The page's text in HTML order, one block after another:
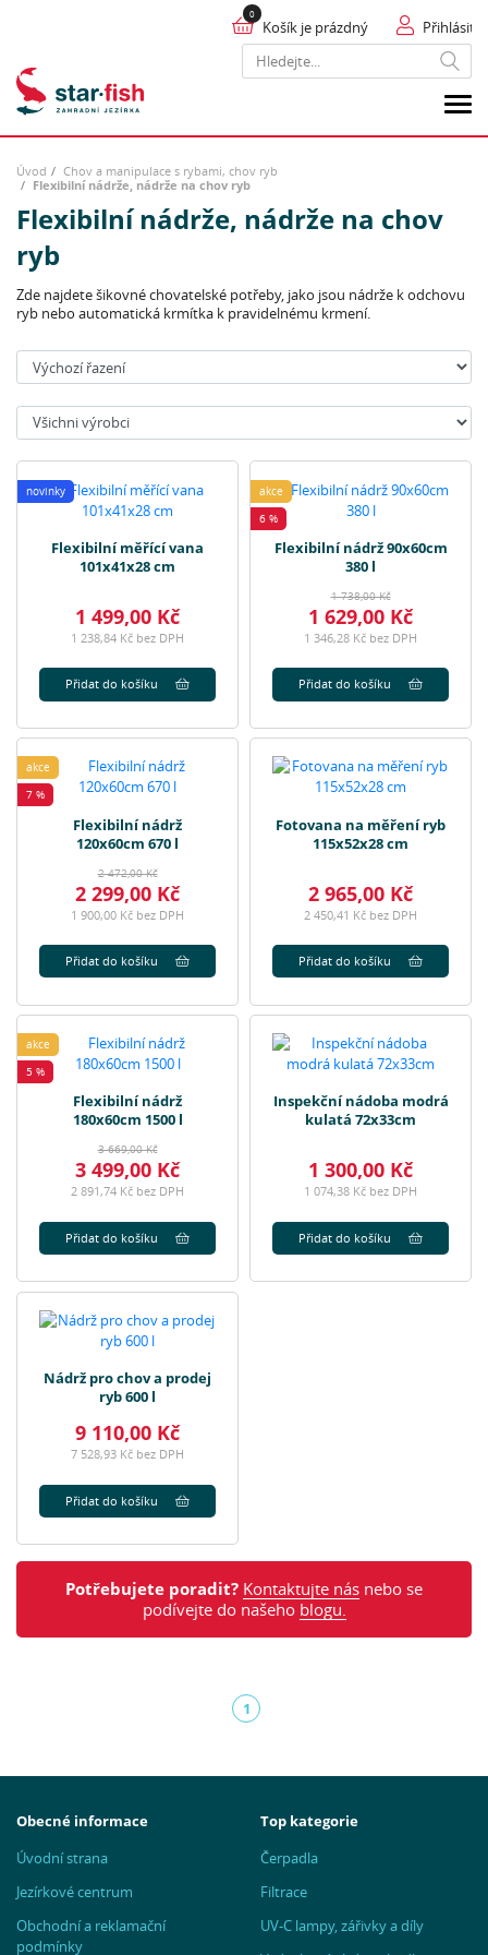
Hledat
Přihlásit
Košík je prázdný
Úvod
Chov a manipulace s rybami, chov ryb
Flexibilní nádrže, nádrže na chov ryb
Flexibilní nádrže, nádrže na chov
ryb
Zde najdete šikovné chovatelské potřeby, jako jsou nádrže k odchovu
ryb nebo automatická krmítka k pravidelnému krmení.
Seřadit:
Výrobci:
novinky
Flexibilní měřící vana
101x41x28 cm
1 499,00 Kč
1 238,84 Kč bez DPH
Přidat do košíku
akce
6 %
Flexibilní nádrž 90x60cm
380 l
1 738,00 Kč
1 629,00 Kč
1 346,28 Kč bez DPH
Přidat do košíku
akce
7 %
Flexibilní nádrž
120x60cm 670 l
2 472,00 Kč
2 299,00 Kč
1 900,00 Kč bez DPH
Přidat do košíku
Fotovana na měření ryb
115x52x28 cm
2 965,00 Kč
2 450,41 Kč bez DPH
Přidat do košíku
akce
5 %
Flexibilní nádrž
180x60cm 1500 l
3 669,00 Kč
3 499,00 Kč
2 891,74 Kč bez DPH
Přidat do košíku
Inspekční nádoba modrá
kulatá 72x33cm
1 300,00 Kč
1 074,38 Kč bez DPH
Přidat do košíku
Nádrž pro chov a prodej
ryb 600 l
9 110,00 Kč
7 528,93 Kč bez DPH
Přidat do košíku
Potřebujete poradit? Kontaktujte nás nebo se
podívejte do našeho blogu.
1(aktuální)
Obecné informace
Úvodní strana
Jezírkové centrum
Obchodní a reklamační
podmínky
Top kategorie
Čerpadla
Filtrace
UV-C lampy, zářivky a díly